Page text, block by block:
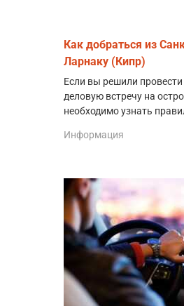
Как добраться из
Ларнаку (Кипр)
Если вы решили провести
деловую встречу на
необходимо узнать
Информация